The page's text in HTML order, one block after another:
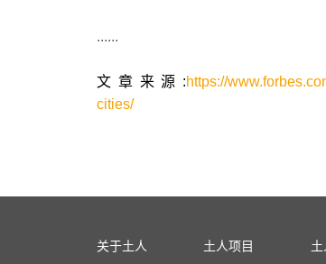
......
文章来源:https://
cities/
关于土人
土人项目